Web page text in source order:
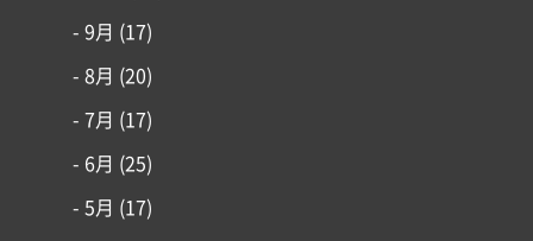
土地情報
- 9月 (17)
- 8月 (20)
- 7月 (17)
- 6月 (25)
- 5月 (17)